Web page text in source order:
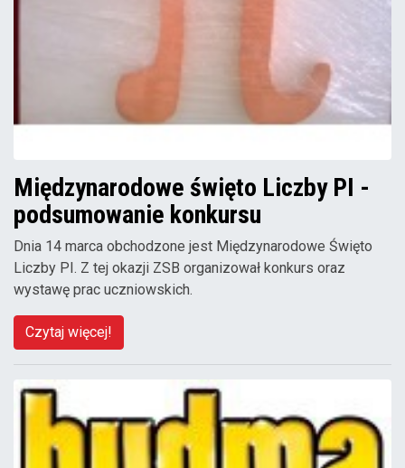
Międzynarodowe święto Liczby PI -
podsumowanie konkursu
Dnia 14 marca obchodzone jest Międzynarodowe Święto
Liczby PI. Z tej okazji ZSB organizował konkurs oraz
wystawę prac uczniowskich.
Czytaj więcej!